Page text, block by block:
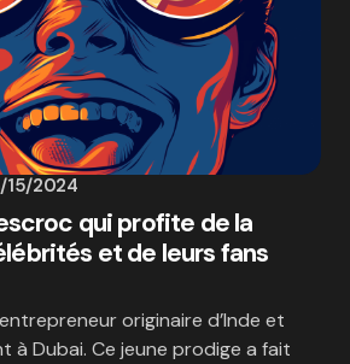
15/2024
qui profite de la
et de leurs fans
originaire d’Inde et
à Dubai. Ce jeune prodige a fait